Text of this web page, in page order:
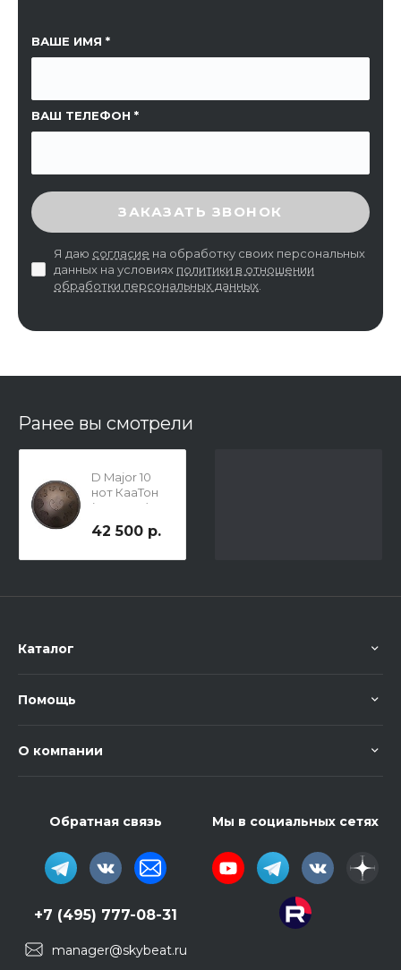
ВАШЕ ИМЯ
ВАШ ТЕЛЕФОН
ССЫЛКА НА СТРАНИЦУ
ВВЕДИТЕ ПРОВЕРОЧНЫЙ КОД
ЗАКАЗАТЬ ЗВОНОК
Я даю согласие на обработку своих персональных
данных на условиях политики в отношении
обработки персональных данных.
Ранее вы смотрели
D Major 10
нот КааТон
(KaaTone)
42 500 р.
Каталог
Помощь
О компании
Обратная связь
+7 (495) 777-08-31
manager@skybeat.ru
Мы в социальных сетях